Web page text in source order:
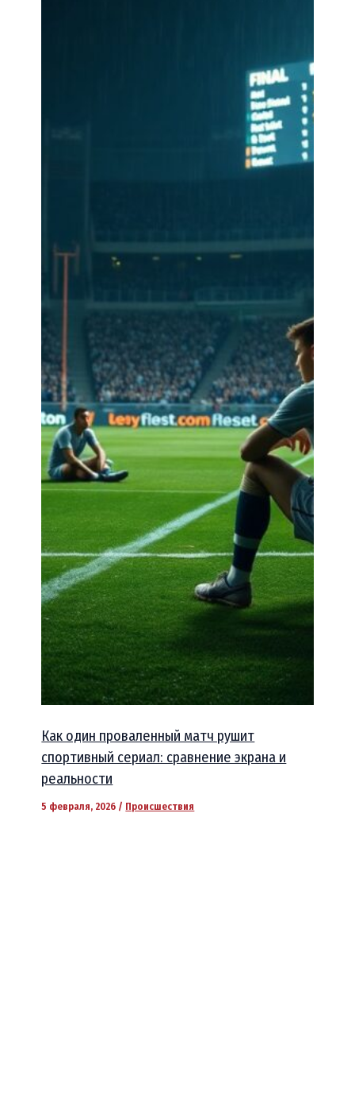
Как один проваленный матч рушит
спортивный сериал: сравнение экрана и
реальности
5 февраля, 2026 / Происшествия